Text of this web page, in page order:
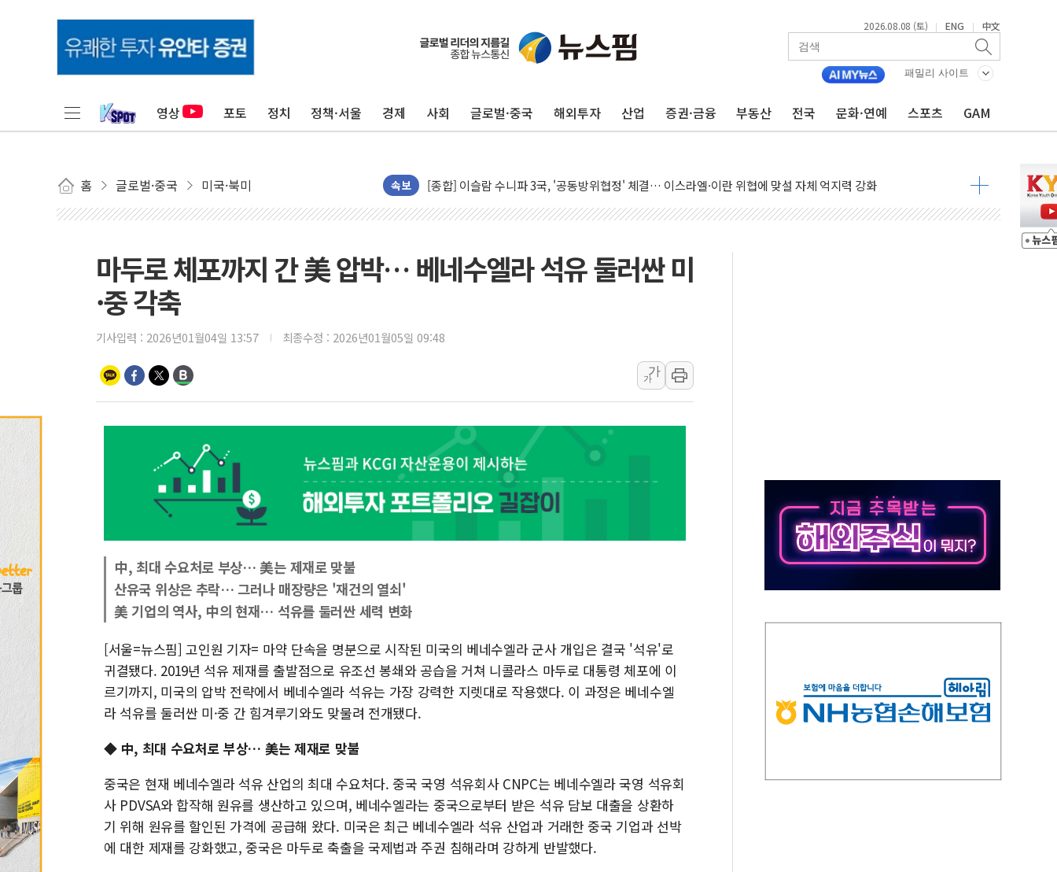
2026.08.08 (토) | ENG | 中文
패밀리 사이트
영상 포토 정치 정책·서울 경제 사회 글로벌·중국 해외투자 산업 증권·금융 부동산 전국 문화·연예 스포츠 GAM
홈 글로벌·중국 미국·북미 속보
유럽증시, 美 고용 예상 밖 부진에 연준 금리 인상 가능성 낮아지며 상승… STOXX 600 지수는 나흘 연속 최고치
미 연준 매파 기세 꺾이나…고용 감소에 9월 동결 전망 우세
트럼프, 백신·자폐증 행정명령 검토…"이르면 다음 주"
美 항소법원, 백악관 무도회장 공사 중단 명령…트럼프 제동
美 고용 쇼크에 엔화 장중 급등…시장은 "또 개입했나" 촉각
[AI MY 뉴스] 뉴욕 반도체주 프리뷰...美 고용 쇼크에 반도체주 '활짝'
뉴욕증시 개장 전 특징주...아틀라시안·클라우드플레어·태양광주↑ VS 트레이드데스크·웬디스↓
보훈부, 미 DPAA와 MOU… "6·25 미군 실종자 7359명 끝까지 찾겠다"
특정 정치인 측근 포항시 정책특보 내정설...포항시 '시끌'
李 "해남 태양광, 대한민국 다음 100년 밑거름…수도권 집중 완화 전환점"
李 대통령, '6시간 마라톤 부동산 2차 회의' 주재… "전폭적 공급 확대·속도전 총력"
트럼프, 中 겨냥 폴리실리콘 관세 15% 부과…美 태양광주 급등
[사진] 빈살만과 에르도안의 만남
마두로 체포까지 간 美 압박… 베네수엘라 석유 둘러싼 미
·중 각축
기사입력 : 2026년01월04일 13:57 최종수정 : 2026년01월05일 09:48
가
가
中, 최대 수요처로 부상… 美는 제재로 맞불
산유국 위상은 추락… 그러나 매장량은 '재건의 열쇠'
美 기업의 역사, 中의 현재… 석유를 둘러싼 세력 변화
[서울=뉴스핌] 고인원 기자= 마약 단속을 명분으로 시작된 미국의 베네수엘라 군사 개입은 결국 '석유'로
귀결됐다. 2019년 석유 제재를 출발점으로 유조선 봉쇄와 공습을 거쳐 니콜라스 마두로 대통령 체포에 이
르기까지, 미국의 압박 전략에서 베네수엘라 석유는 가장 강력한 지렛대로 작용했다. 이 과정은 베네수엘
라 석유를 둘러싼 미·중 간 힘겨루기와도 맞물려 전개됐다.
◆ 中, 최대 수요처로 부상… 美는 제재로 맞불
중국은 현재 베네수엘라 석유 산업의 최대 수요처다. 중국 국영 석유회사 CNPC는 베네수엘라 국영 석유회
사 PDVSA와 합작해 원유를 생산하고 있으며, 베네수엘라는 중국으로부터 받은 석유 담보 대출을 상환하
기 위해 원유를 할인된 가격에 공급해 왔다. 미국은 최근 베네수엘라 석유 산업과 거래한 중국 기업과 선박
에 대한 제재를 강화했고, 중국은 마두로 축출을 국제법과 주권 침해라며 강하게 반발했다.